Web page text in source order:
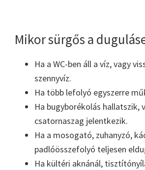
Mikor sürgős a
Ha a WC-ben áll a víz, vagy
szennyvíz.
Ha több lefolyó egyszerre
Ha bugyborékolás hallatszik,
csatornaszag jelentkezik.
Ha a mosogató, zuhanyzó,
padlóösszefolyó teljesen
Ha kültéri aknánál,